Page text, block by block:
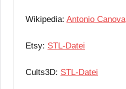
Wikipedia: Antonio Canova
Etsy: STL-Datei
Cults3D: STL-Datei